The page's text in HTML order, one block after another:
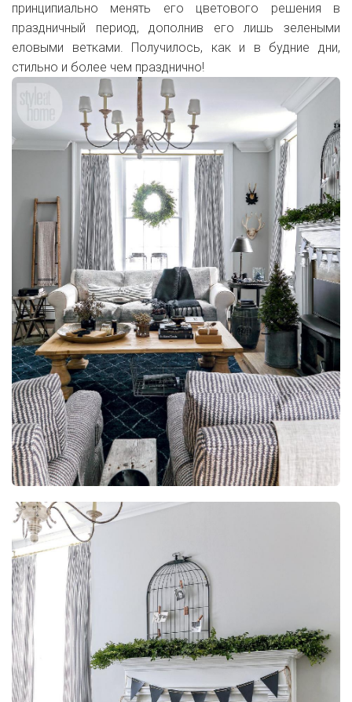
принципиально менять его цветового решения в
праздничный период, дополнив его лишь зелеными
еловыми ветками. Получилось, как и в будние дни,
стильно и более чем празднично!